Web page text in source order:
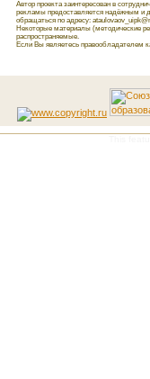
Автор проекта заинтересован в
рекламы предоставляется надёжным и
обращаться по адресу:
Некоторые материалы (методические
распространяемые.
Если Вы являетесь правообладателем